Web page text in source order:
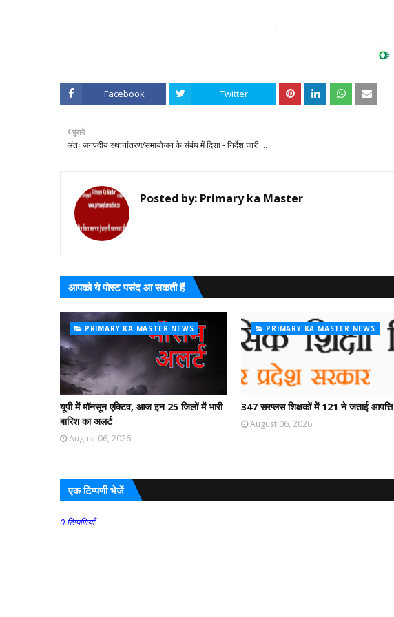
Facebook Twitter
पुराने
अंतः जनपदीय स्थानांतरण/समायोजन के संबंध में दिशा - निर्देश जारी....
Posted by: Primary ka Master
आपको ये पोस्ट पसंद आ सकती हैं
PRIMARY KA MASTER NEWS
यूपी में मॉनसून एक्टिव, आज इन 25 जिलों में भारी
बारिश का अलर्ट
August 06, 2026
PRIMARY KA MASTER NEWS
347 सरप्लस शिक्षकों में 121 ने जताई आपत्ति
August 06, 2026
एक टिप्पणी भेजें
0 टिप्पणियाँ